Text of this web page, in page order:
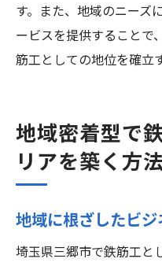
す。また、地域のニーズ
ービスを提供することで
筋工としての地位を確立
地域密着型で
リアを築く方
地域に根ざしたビ
埼玉県三郷市で鉄筋工と